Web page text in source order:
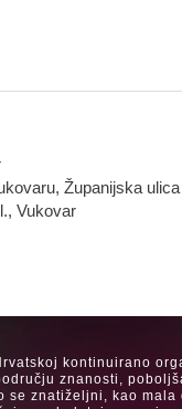
Županijska
Vukovar
kontinuirano
znanosti,
znatiželjni, kao